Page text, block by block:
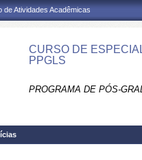
de Atividades Acadêmicas
CURSO DE
PPGLS
PROGRAMA DE PÓS-